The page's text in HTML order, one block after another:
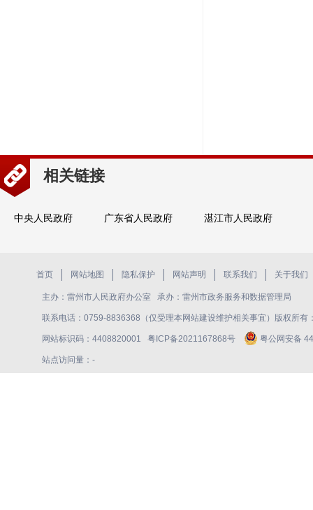
相关链接
中央人民政府 广东省人民政府 湛江市人民政府
首页 网站地图 隐私保护 网站声明 联系我们 关于我们
主办：雷州市人民政府办公室 承办：雷州市政务服务和数据管理局
联系电话：0759-8836368（仅受理本网站建设维护相关事宜）版权所有
网站标识码：4408820001 粤ICP备2021167868号 粤公网安备
站点访问量： -